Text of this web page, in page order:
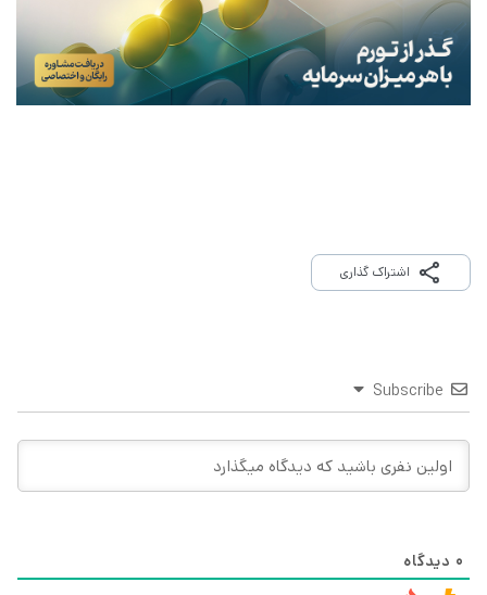
اشتراک گذاری
Subscribe
0 دیدگاه